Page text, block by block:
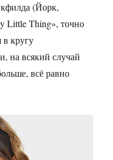
(Йорк,
Little Thing», точно
кругу
на всякий случай
всё равно